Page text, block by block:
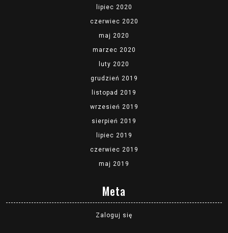
lipiec 2020
czerwiec 2020
maj 2020
marzec 2020
luty 2020
grudzień 2019
listopad 2019
wrzesień 2019
sierpień 2019
lipiec 2019
czerwiec 2019
maj 2019
Meta
Zaloguj się